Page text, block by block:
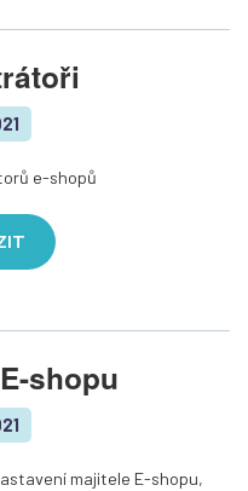
e-shopů
shopu
majitele E-shopu,